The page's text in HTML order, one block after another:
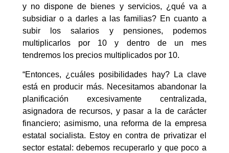
y no dispone de bienes y servicios, ¿qué va a
subsidiar o a darles a las familias? En cuanto a
subir los salarios y pensiones, podemos
multiplicarlos por 10 y dentro de un mes
tendremos los precios multiplicados por 10.
“Entonces, ¿cuáles posibilidades hay? La clave
está en producir más. Necesitamos abandonar la
planificación excesivamente centralizada,
asignadora de recursos, y pasar a la de carácter
financiero; asimismo, una reforma de la empresa
estatal socialista. Estoy en contra de privatizar el
sector estatal: debemos recuperarlo y que poco a